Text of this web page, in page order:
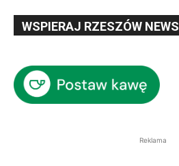
WSPIERAJ RZESZÓW NEWS
Reklama